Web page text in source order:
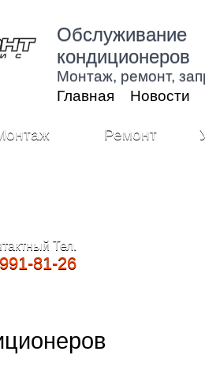
Обслуживание
кондиционеров
Монтаж, ремонт,
Главная
Новости
Ремонт
Тел.
81-26